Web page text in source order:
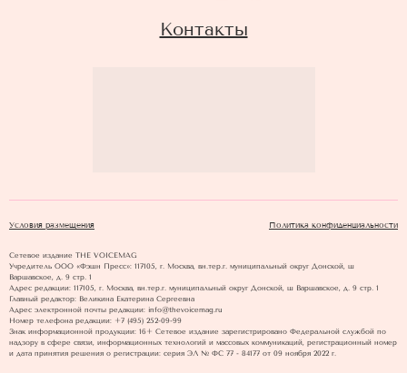
Контакты
Условия размещения Политика конфиденциальности
Сетевое издание THE VOICEMAG
Учредитель ООО «Фэшн Пресс»: 117105, г. Москва, вн.тер.г. муниципальный округ Донской, ш
Варшавское, д. 9 стр. 1
Адрес редакции: 117105, г. Москва, вн.тер.г. муниципальный округ Донской, ш Варшавское, д. 9 стр. 1
Главный редактор: Великина Екатерина Сергеевна
Адрес электронной почты редакции: info@thevoicemag.ru
Номер телефона редакции: +7 (495) 252-09-99
Знак информационной продукции: 16+ Cетевое издание зарегистрировано Федеральной службой по
надзору в сфере связи, информационных технологий и массовых коммуникаций, регистрационный номер
и дата принятия решения о регистрации: серия ЭЛ № ФС 77 - 84177 от 09 ноября 2022 г.